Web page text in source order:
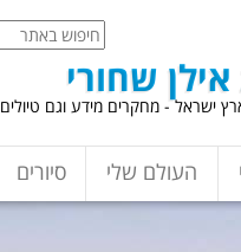
שחורי
ישראל - מחקרים מידע וגם טיולים
העולם שלי סיורים